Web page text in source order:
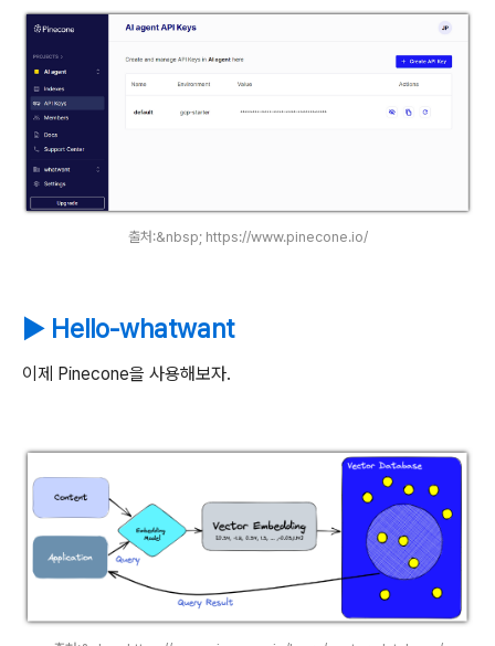
출처:&nbsp; https://www.pinecone.io/
▶ Hello-whatwant
이제 Pinecone을 사용해보자.